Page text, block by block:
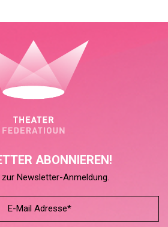
ABONNIEREN!
zur Newsletter-Anmeldung.